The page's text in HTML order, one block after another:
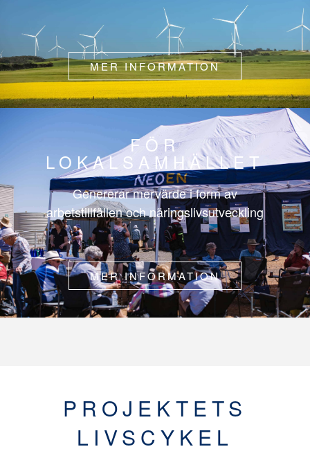
MER INFORMATION
FÖR
LOKALSAMHÄLLET
Genererar mervärde i form av
arbetstillfällen och näringslivsutveckling
MER INFORMATION
PROJEKTETS
LIVSCYKEL